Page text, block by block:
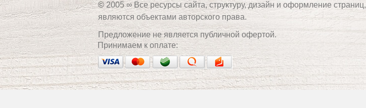
Предложение не является публичной офертой.
Принимаем к оплате:
©2005 ∞ Все ресурсы сайта, структуру, дизайн и оформление страниц,
являются объектами авторского права.